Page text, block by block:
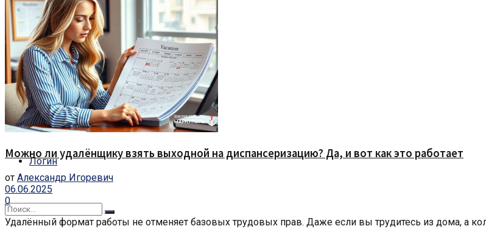
Каталог
Афиша
Форум
Логин
Можно ли удалёнщику взять выходной на диспансеризацию? Да, и вот как это работает
от Александр Игоревич
06.06.2025
0
Удалённый формат работы не отменяет базовых трудовых прав. Даже если вы трудитесь из дома, а